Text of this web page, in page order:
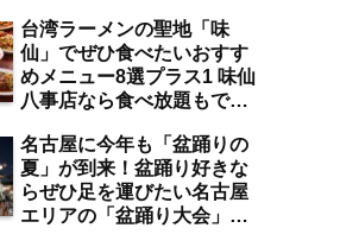
アール名古屋タカシマヤに
て開催 注目のスイーツは？
【名古屋駅】
台湾ラーメンの聖地「味
仙」でぜひ食べたいおすす
めメニュー8選プラス1 味仙
八事店なら食べ放題もでき
名古屋に今年も「盆踊りの
夏」が到来！盆踊り好きな
らぜひ足を運びたい名古屋
エリアの「盆踊り大会」厳